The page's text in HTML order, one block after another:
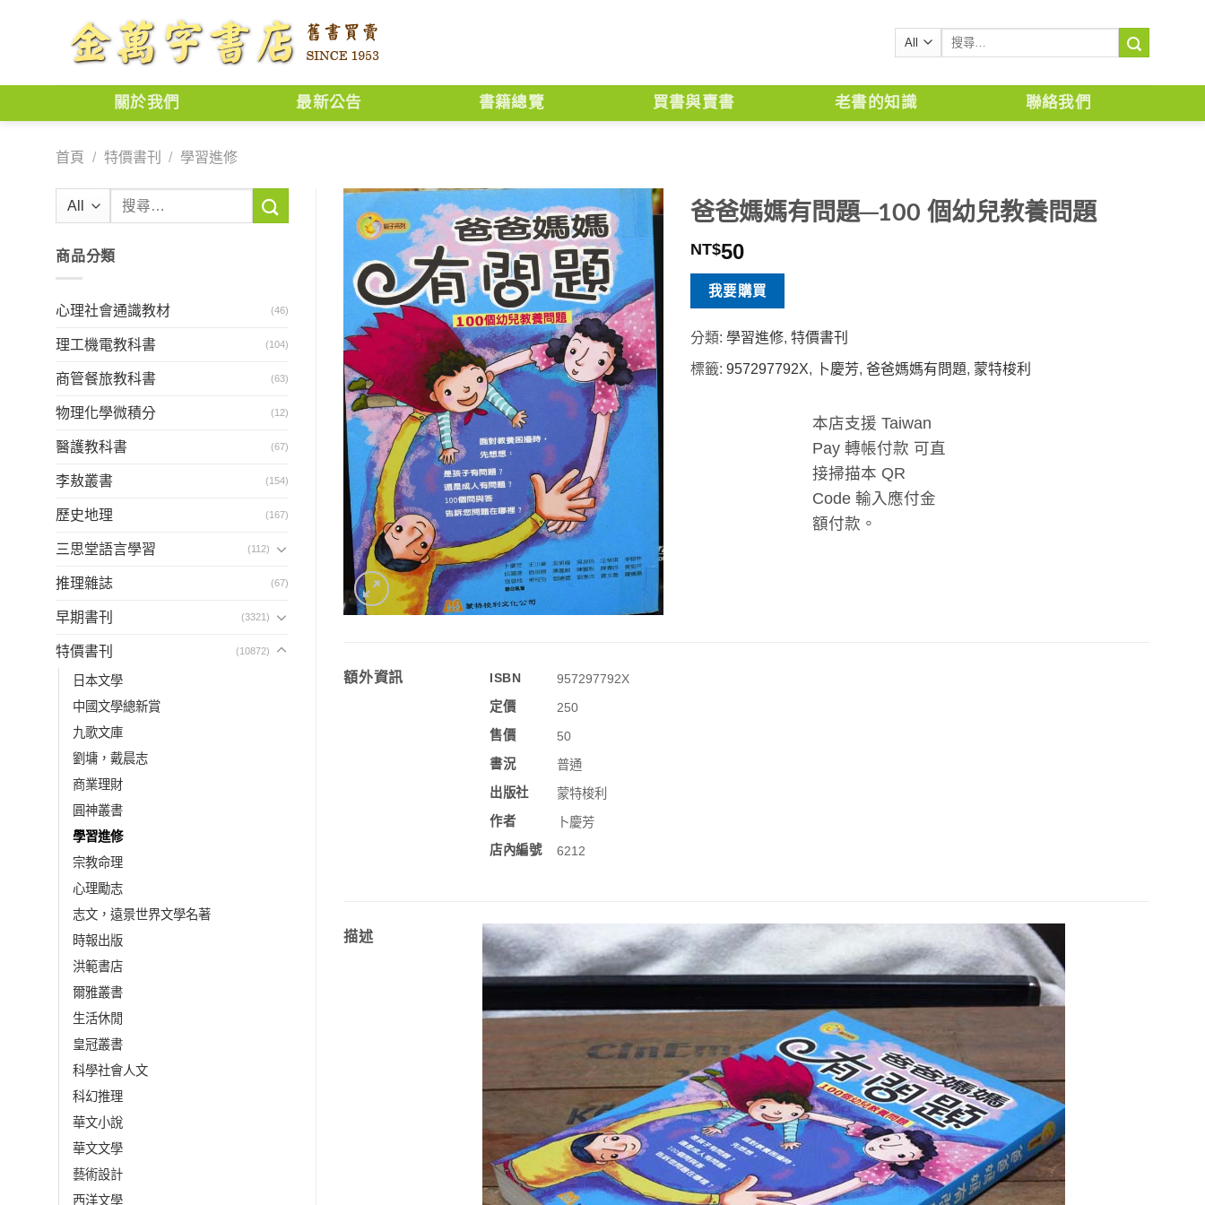
搜
鍵
關於我們 最新公告 書籍總覽 買書與賣書 老書的知識 聯絡我們
首頁 / 特價書刊 / 學習進修
鍵
商品分類
心理社會通識教材 (46)
理工機電教科書 (104)
商管餐旅教科書 (63)
物理化學微積分 (12)
醫護教科書 (67)
李敖叢書 (154)
歷史地理 (167)
三思堂語言學習 (112)
推理雜誌 (67)
早期書刊 (3321)
特價書刊 (10872)
日本文學
中國文學總新賞
九歌文庫
劉墉，戴晨志
商業理財
圓神叢書
學習進修
宗教命理
心理勵志
志文，遠景世界文學名著
時報出版
洪範書店
爾雅叢書
生活休閒
皇冠叢書
科學社會人文
科幻推理
華文小說
華文文學
藝術設計
西洋文學
爸爸媽媽有問題─100 個幼兒教養問題
NT$50
我要購買
分類:學習進修,特價書刊
標籤:957297792X, 卜慶芳,爸爸媽媽有問題, 蒙特梭利
本店支援 Taiwan
Pay 轉帳付款 可直
接掃描本 QR
Code 輸入應付金
額付款。
額外資訊 ISBN
957297792X
定價
250
售價
50
書況
普通
出版社
蒙特梭利
作者
卜慶芳
店內編號
6212
描述